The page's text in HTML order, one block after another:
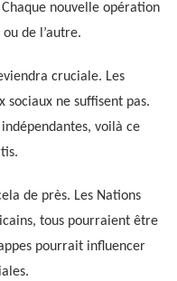
nouvelle opération
de l’autre.
cruciale. Les
sociaux ne suffisent pas.
voilà ce
de près. Les Nations
tous pourraient être
pourrait influencer